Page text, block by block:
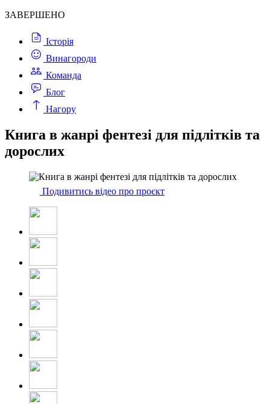
ЗАВЕРШЕНО
Історія
Винагороди
Команда
Блог
Нагору
Книга в жанрі фентезі для підлітків та
дорослих
Подивитись відео про проєкт